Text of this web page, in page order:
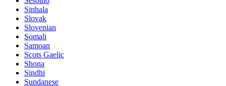
Sinhala
Slovak
Slovenian
Somali
Samoan
Scots Gaelic
Shona
Sindhi
Sundanese